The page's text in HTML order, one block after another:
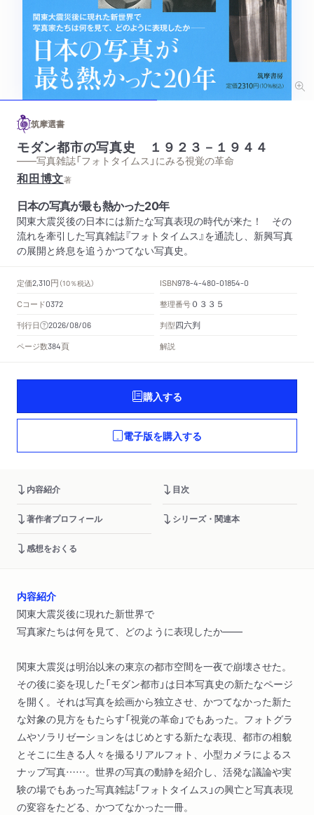
筑摩選書
モダン都市の写真史 １９２３－１９４４
——写真雑誌「フォトタイムス」にみる視覚の革命
和田博文著
日本の写真が最も熱かった20年
関東大震災後の日本には新たな写真表現の時代が来た！ その
流れを牽引した写真雑誌『フォトタイムス』を通読し、新興写真
の展開と終息を追うかつてない写真史。
定価2,310円 （10％税込） ISBN978-4-480-01854-0
Cコード0372 整理番号 ０３３５
刊行日 2026/08/06 判型四六判
ページ数384頁 解説
購入する
電子版を購入する
内容紹介 目次
著作者プロフィール シリーズ・関連本
感想をおくる
内容紹介
関東大震災後に現れた新世界で
写真家たちは何を見て、どのように表現したか――
関東大震災は明治以来の東京の都市空間を一夜で崩壊させた。
その後に姿を現した「モダン都市」は日本写真史の新たなページ
を開く。それは写真を絵画から独立させ、かつてなかった新た
な対象の見方をもたらす「視覚の革命」でもあった。フォトグラ
ムやソラリゼーションをはじめとする新たな表現、都市の相貌
とそこに生きる人々を撮るリアルフォト、小型カメラによるス
ナップ写真……。世界の写真の動静を紹介し、活発な議論や実
験の場でもあった写真雑誌「フォトタイムス」の興亡と写真表現
の変容をたどる、かつてなかった一冊。